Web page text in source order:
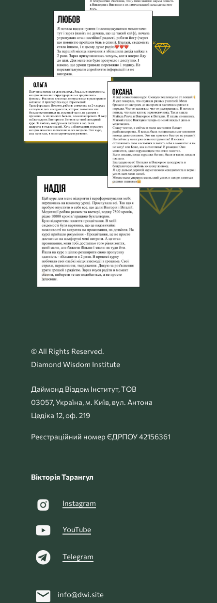
© All Rights Reserved.
Diamond Wisdom Institute
Даймонд Віздом Інститут, ТОВ
03057, Україна, м. Київ, вул. Антона
Цедіка 12, оф. 219
Реєстраційний номер ЄДРПОУ 42156361
info@dwi.site
YouTube
Instagram
Telegram
Вікторія Тарангул